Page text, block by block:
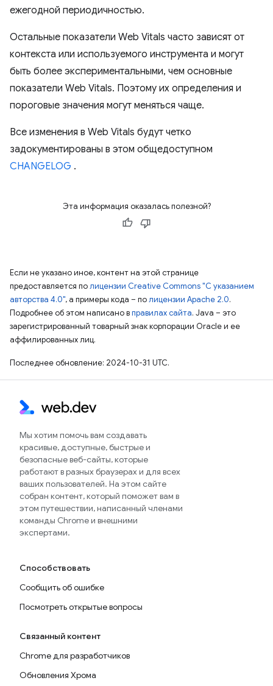
ежегодной периодичностью.
Остальные показатели Web Vitals часто зависят от
контекста или используемого инструмента и могут
быть более экспериментальными, чем основные
показатели Web Vitals. Поэтому их определения и
пороговые значения могут меняться чаще.
Все изменения в Web Vitals будут четко
задокументированы в этом общедоступном
CHANGELOG .
Эта информация оказалась полезной?
Если не указано иное, контент на этой странице
предоставляется полицензии Creative Commons "С указанием
авторства 4.0", а примеры кода – полицензии Apache 2.0.
Подробнее об этом написано вправилах сайта. Java – это
зарегистрированный товарный знак корпорации Oracle и ее
аффилированных лиц.
Последнее обновление: 2024-10-31 UTC.
Мы хотим помочь вам создавать
красивые, доступные, быстрые и
безопасные веб-сайты, которые
работают в разных браузерах и для всех
ваших пользователей. На этом сайте
собран контент, который поможет вам в
этом путешествии, написанный членами
команды Chrome и внешними
экспертами.
Способствовать
Сообщить об ошибке
Посмотреть открытые вопросы
Связанный контент
Chrome для разработчиков
Обновления Хрома